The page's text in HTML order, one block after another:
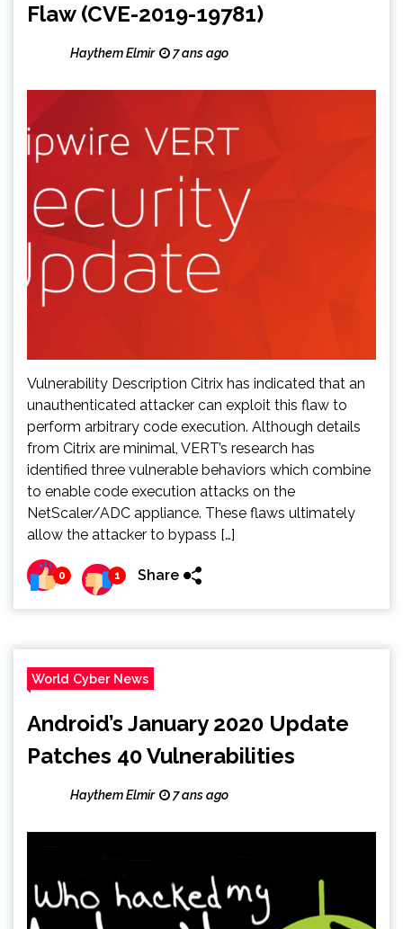
Flaw (CVE-2019-19781)
Haythem Elmir 7 ans ago
Vulnerability Description Citrix has indicated that an
unauthenticated attacker can exploit this flaw to
perform arbitrary code execution. Although details
from Citrix are minimal, VERT’s research has
identified three vulnerable behaviors which combine
to enable code execution attacks on the
NetScaler/ADC appliance. These flaws ultimately
allow the attacker to bypass […]
0 1 Share
World Cyber News
Android’s January 2020 Update
Patches 40 Vulnerabilities
Haythem Elmir 7 ans ago